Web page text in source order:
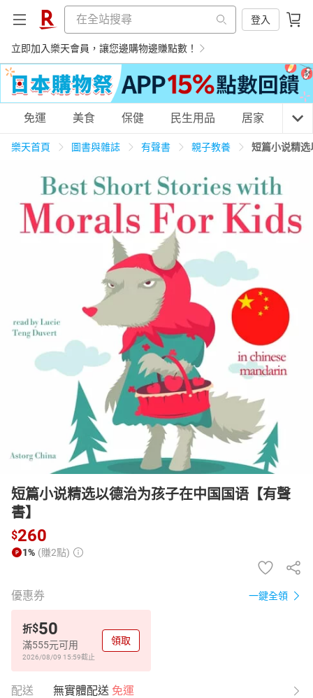
登入
立即加入樂天會員，讓您邊購物邊賺點數！
購物網分類
天天免運 美食蛋糕 養生保健 民生用品
3C家電 運動休閒
化妝保養 情趣用品
電子/紙本書
HOT
免運 美食 保健 民生用品 居家 3C
樂天首頁 圖書與雜誌 有聲書 親子教養 短篇小说精
短篇小说精选以德治为孩子在中国国语【有聲
書】
$260
1% (賺2點)
優惠券 一鍵全領
折$50
滿555元可用
2026/08/09 15:59截止
領取
配送 無實體配送 免運